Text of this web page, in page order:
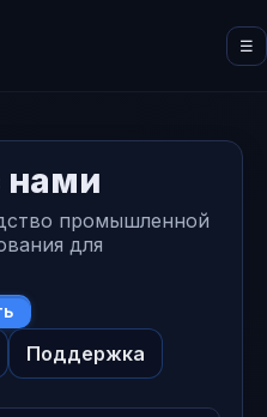
☰
нами
промышленной
для
Поддержка